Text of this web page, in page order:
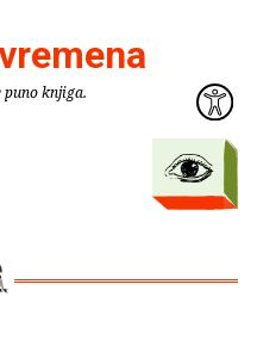
puno knjiga.